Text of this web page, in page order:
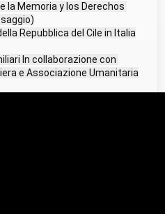
la Memoria y los Derechos
Repubblica del Cile in Italia
In collaborazione con
e Associazione Umanitaria